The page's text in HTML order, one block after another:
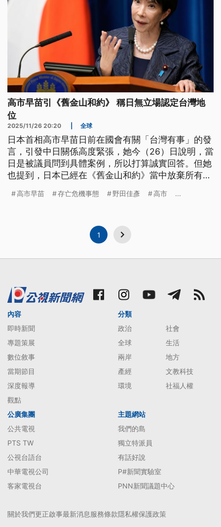
高市早苗引《舊金山和約》 稱日無立場認定台灣地
位
2025/11/26 20:20 全球
日本首相高市早苗日前在國會有關「台灣有事」的發
言，引發中日關係高度緊張，她今（26）日說明，當
日是被議員問到具體案例，所以打算誠實回答。但她
也提到，日本已經在《舊金山和約》當中放棄所有權
野黨「立憲民主黨」的黨魁野田佳彥向媒體宣稱，他
高市早苗 存亡危機事態 野田佳彥 高市 ...
1
內容
即時新聞
專題策展
數位敘事
當期節目
深度報導
觀點
分類
政治
社會
全球
生活
兩岸
地方
產經
文教科技
環境
社福人權
公廣集團
公共電視
PTS TW
公視台語台
中華電視公司
客家電視台
主題網站
我們的島
獨立特派員
有話好說
P#新聞實驗室
PNN新聞議題中心
關於我們更正啟事最新消息服務條款隱私權保護政策